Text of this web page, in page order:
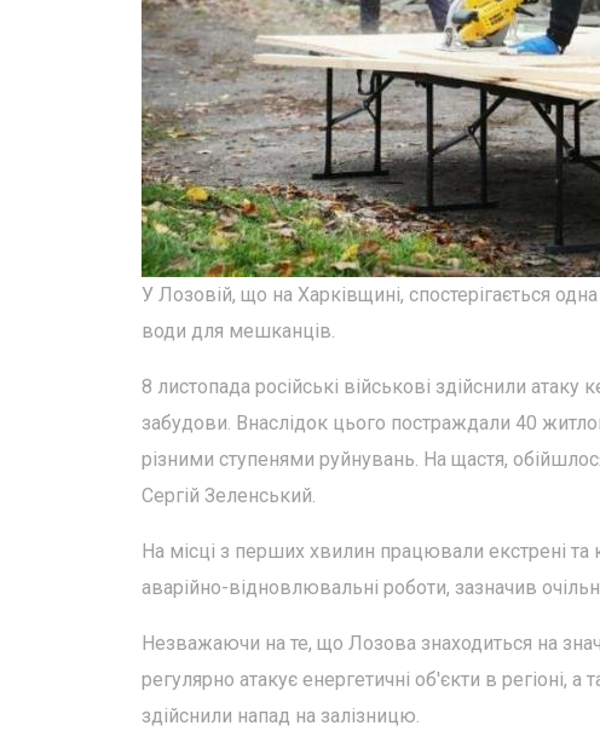
У Лозовій, що на Харківщині, спостерігається
води для мешканців.
8 листопада російські військові здійснили
забудови. Внаслідок цього постраждали 40
різними ступенями руйнувань. На щастя,
Сергій Зеленський.
На місці з перших хвилин працювали екстрені
аварійно-відновлювальні роботи, зазначив
Незважаючи на те, що Лозова знаходиться на
регулярно атакує енергетичні об'єкти в регіоні,
здійснили напад на залізницю.